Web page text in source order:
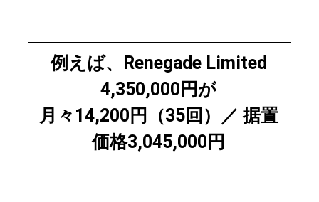
例えば、Renegade Limited
4,350,000円が
月々14,200円（35回）／ 据置
価格3,045,000円